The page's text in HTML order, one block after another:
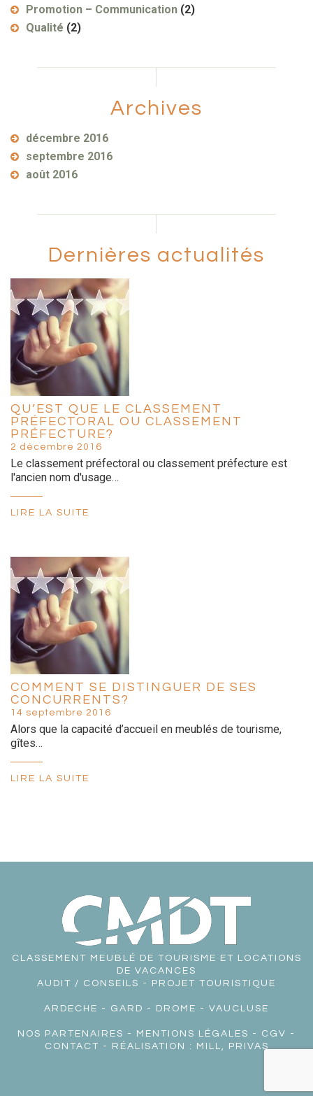
Promotion – Communication (2)
Qualité (2)
Archives
décembre 2016
septembre 2016
août 2016
Dernières actualités
QU’EST QUE LE CLASSEMENT
PRÉFECTORAL OU CLASSEMENT
PRÉFECTURE?
2 décembre 2016
Le classement préfectoral ou classement préfecture est
l'ancien nom d'usage…
LIRE LA SUITE
COMMENT SE DISTINGUER DE SES
CONCURRENTS?
14 septembre 2016
Alors que la capacité d’accueil en meublés de tourisme,
gîtes…
LIRE LA SUITE
CLASSEMENT MEUBLÉ DE TOURISME ET LOCATIONS
DE VACANCES
AUDIT / CONSEILS - PROJET TOURISTIQUE
ARDECHE - GARD - DROME - VAUCLUSE
NOS PARTENAIRES - MENTIONS LÉGALES - CGV -
CONTACT - RÉALISATION : MILL, PRIVAS